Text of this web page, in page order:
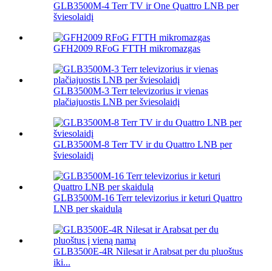
GLB3500M-4 Terr TV ir One Quattro LNB per
šviesolaidį
GFH2009 RFoG FTTH mikromazgas
GLB3500M-3 Terr televizorius ir vienas
plačiajuostis LNB per šviesolaidį
GLB3500M-8 Terr TV ir du Quattro LNB per
šviesolaidį
GLB3500M-16 Terr televizorius ir keturi Quattro
LNB per skaidulą
GLB3500E-4R Nilesat ir Arabsat per du pluoštus
iki...